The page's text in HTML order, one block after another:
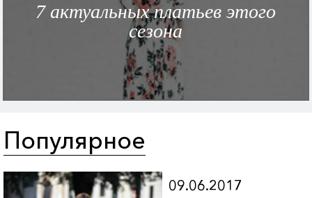
7 актуальных платьев этого
сезона
Популярное
09.06.2017